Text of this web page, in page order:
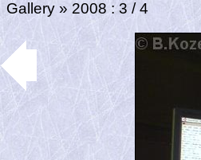
Gallery » 2008 : 3 / 4